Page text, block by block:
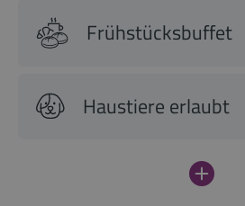
Frühstücksbuffet
Haustiere erlaubt